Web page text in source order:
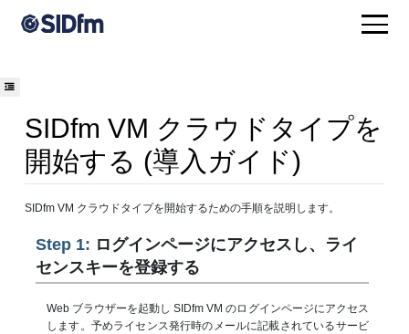
SIDfm VM クラウドタイプを
開始する (導入ガイド)
SIDfm VM クラウドタイプを開始するための手順を説明します。
Step 1: ログインページにアクセスし、ライ
センスキーを登録する
Web ブラウザーを起動し SIDfm VM のログインページにアクセス
します。予めライセンス発行時のメールに記載されているサービ